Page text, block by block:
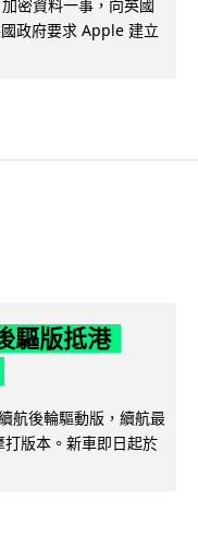
密資料一事，向英國
政府要求 Apple 建立
驅版抵港
航後輪驅動版，續航最
版本。新車即日起於